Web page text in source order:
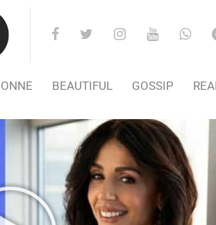
BEAUTIFUL GOSSIP